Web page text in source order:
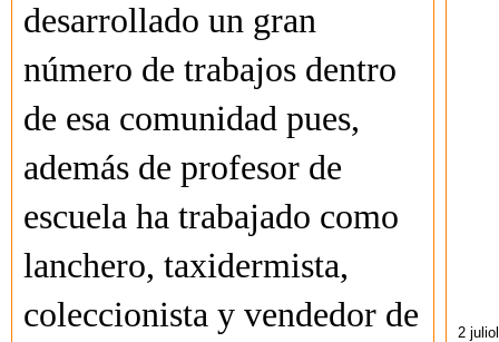
desarrollado un gran
número de trabajos dentro
de esa comunidad pues,
además de profesor de
escuela ha trabajado como
lanchero, taxidermista,
coleccionista y vendedor de
2